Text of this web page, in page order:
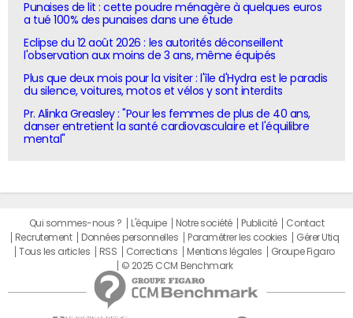
Punaises de lit : cette poudre ménagère à quelques euros
a tué 100% des punaises dans une étude
Eclipse du 12 août 2026 : les autorités déconseillent
l'observation aux moins de 3 ans, même équipés
Plus que deux mois pour la visiter : l'île d'Hydra est le paradis
du silence, voitures, motos et vélos y sont interdits
Pr. Alinka Greasley : "Pour les femmes de plus de 40 ans,
danser entretient la santé cardiovasculaire et l'équilibre
mental"
Qui sommes-nous ? L'équipe Notre société Publicité
Contact
Recrutement
Données personnelles Paramétrer les cookies
Gérer Utiq
Tous les articles
RSS Corrections Mentions légales
Groupe Figaro
© 2025 CCM Benchmark